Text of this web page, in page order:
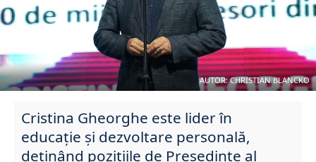
AUTOR: CHRISTIAN BLANCKO
Cristina Gheorghe este lider în
educație și dezvoltare personală,
deținând pozițiile de Președinte al